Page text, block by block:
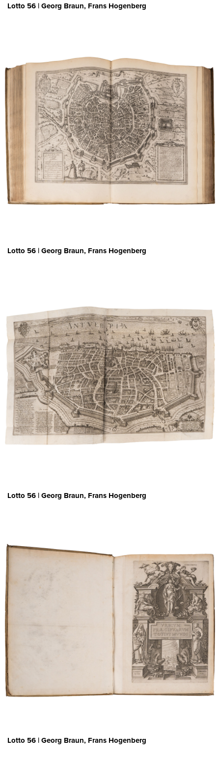
Lotto 56 | Georg Braun, Frans Hogenberg
Lotto 56 | Georg Braun, Frans Hogenberg
Lotto 56 | Georg Braun, Frans Hogenberg
Lotto 56 | Georg Braun, Frans Hogenberg